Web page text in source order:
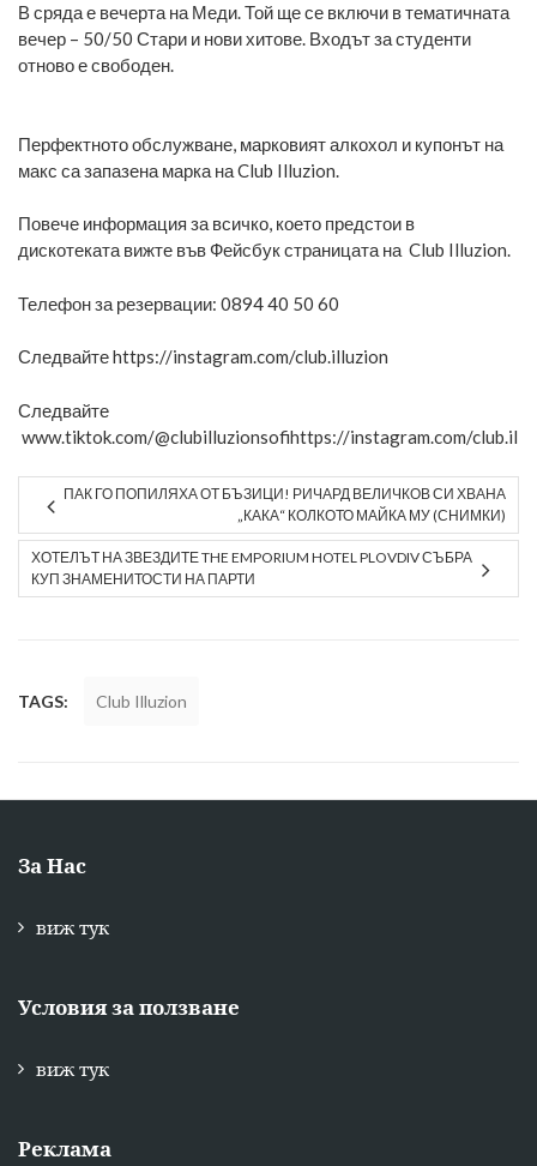
В сряда е вечерта на Меди. Той ще се включи в тематичната
вечер – 50/50 Стари и нови хитове. Входът за студенти
отново е свободен.
Перфектното обслужване, марковият алкохол и купонът на
макс са запазена марка на Club Illuzion.
Повече информация за всичко, което предстои в
дискотеката вижте във Фейсбук страницата на Club Illuzion.
Телефон за резервации: 0894 40 50 60
Следвайтеhttps://instagram.com/club.illuzion
Следвайте
www.tiktok.com/@clubilluzionsofihttps://instagram.com/
ПАК ГО ПОПИЛЯХА ОТ БЪЗИЦИ! РИЧАРД ВЕЛИЧКОВ СИ ХВАНА
„КАКА“ КОЛКОТО МАЙКА МУ (СНИМКИ)
ХОТЕЛЪТ НА ЗВЕЗДИТЕ THE EMPORIUM HOTEL PLOVDIV СЪБРА
КУП ЗНАМЕНИТОСТИ НА ПАРТИ
TAGS: Club Illuzion
За Нас
виж тук
Условия за ползване
виж тук
Реклама